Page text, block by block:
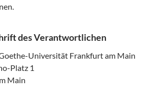
des Verantwortlichen
Universität Frankfurt am Main
Platz 1
Main